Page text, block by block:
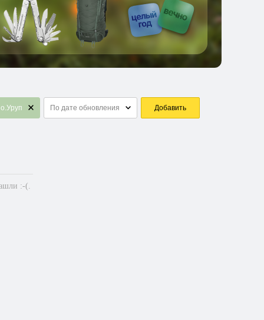
о.Уруп По дате обновления Добавить
:-(.